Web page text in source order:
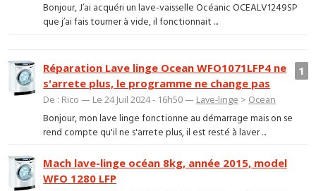
Bonjour, J’ai acquéri un lave-vaisselle Océanic OCEALV1249SP
que j’ai fais tourner à vide, il fonctionnait ...
1
Réparation Lave linge Ocean WFO1071LFP4 ne
s'arrete plus, le programme ne change pas
De : Rico — Le 24 Juil 2024 - 16h50 — Lave-linge > Ocean
Bonjour, mon lave linge fonctionne au démarrage mais on se
rend compte qu'il ne s'arrete plus, il est resté à laver ...
Mach lave-linge océan 8kg, année 2015, model
WFO 1280 LFP